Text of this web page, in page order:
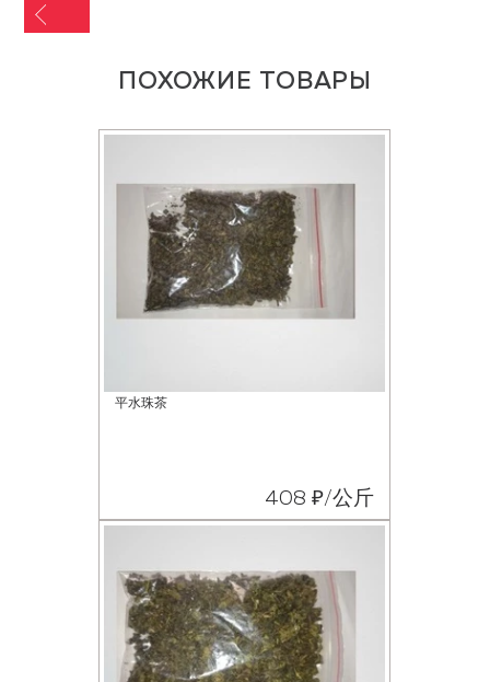
ПОХОЖИЕ ТОВАРЫ
平水珠茶
408 ₽/公斤